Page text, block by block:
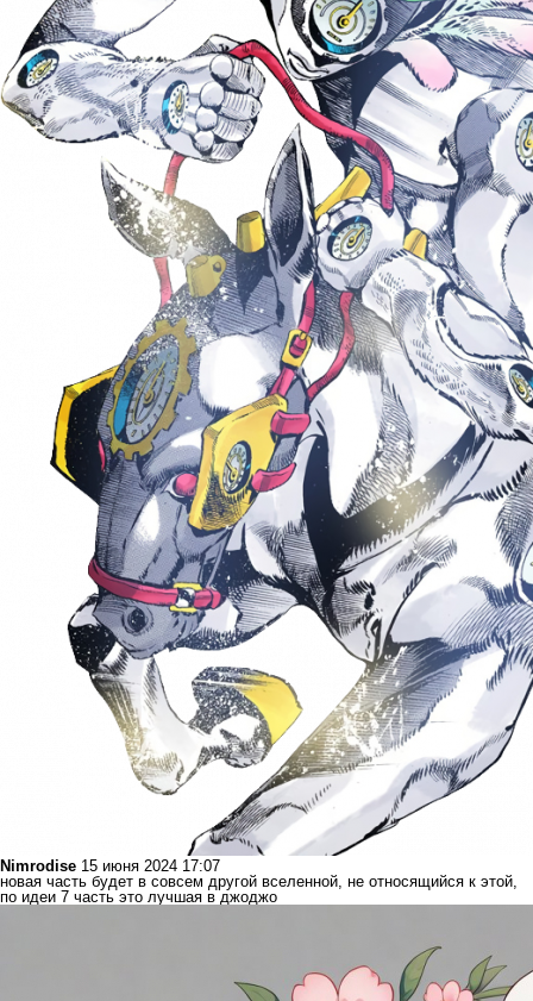
Nimrodise 15 июня 2024 17:07
новая часть будет в совсем другой вселенной, не относящийся к этой,
по идеи 7 часть это лучшая в джоджо